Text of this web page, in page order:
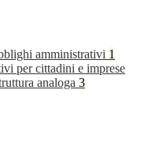
amministrativi 1
per cittadini e imprese
analoga 3